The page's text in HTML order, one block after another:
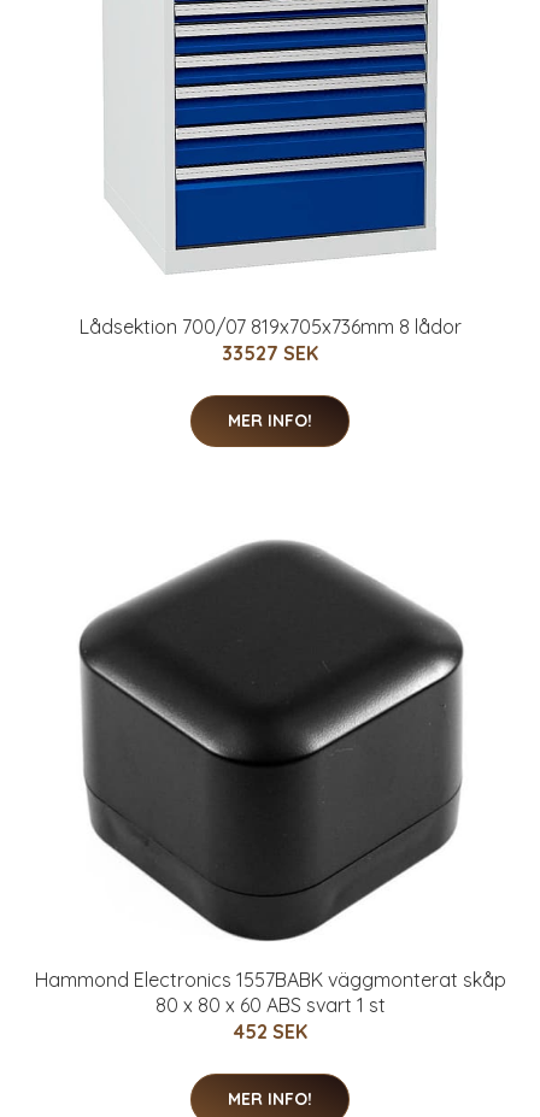
Lådsektion 700/07 819x705x736mm 8 lådor
33527 SEK
MER INFO!
Hammond Electronics 1557BABK väggmonterat skåp
80 x 80 x 60 ABS svart 1 st
452 SEK
MER INFO!